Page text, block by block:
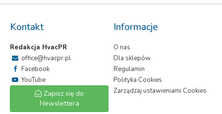
Kontakt
Redakcja HvacPR
office@hvacpr.pl
Facebook
YouTube
Zapisz się do
Newslettera
Informacje
O nas
Dla sklepów
Regulamin
Polityka Cookies
Zarządzaj ustawieniami Cookies